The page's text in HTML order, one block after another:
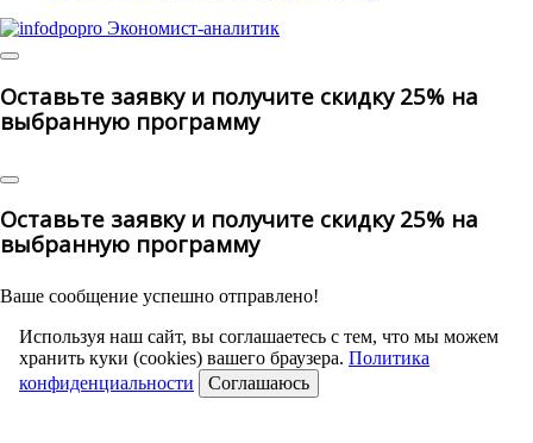
Оставьте заявку и получите скидку 25% на
выбранную программу
Оставьте заявку и получите скидку 25% на
выбранную программу
Ваше сообщение успешно отправлено!
Используя наш сайт, вы соглашаетесь с тем, что мы можем
хранить куки (cookies) вашего браузера. Политика
конфиденциальности
Соглашаюсь